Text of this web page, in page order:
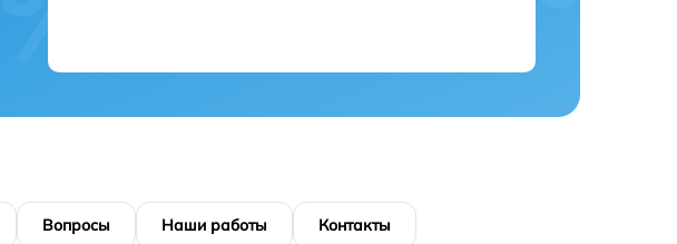
Вопросы Наши работы Контакты